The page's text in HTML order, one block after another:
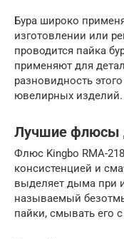
Бура широко
изготовлении или
проводится пайка
применяют для
разновидность
ювелирных изделий.
Лучшие флюсы
Флюс Kingbo RMA-
консистенцией и
выделяет дыма при
называемый
пайки, смывать его